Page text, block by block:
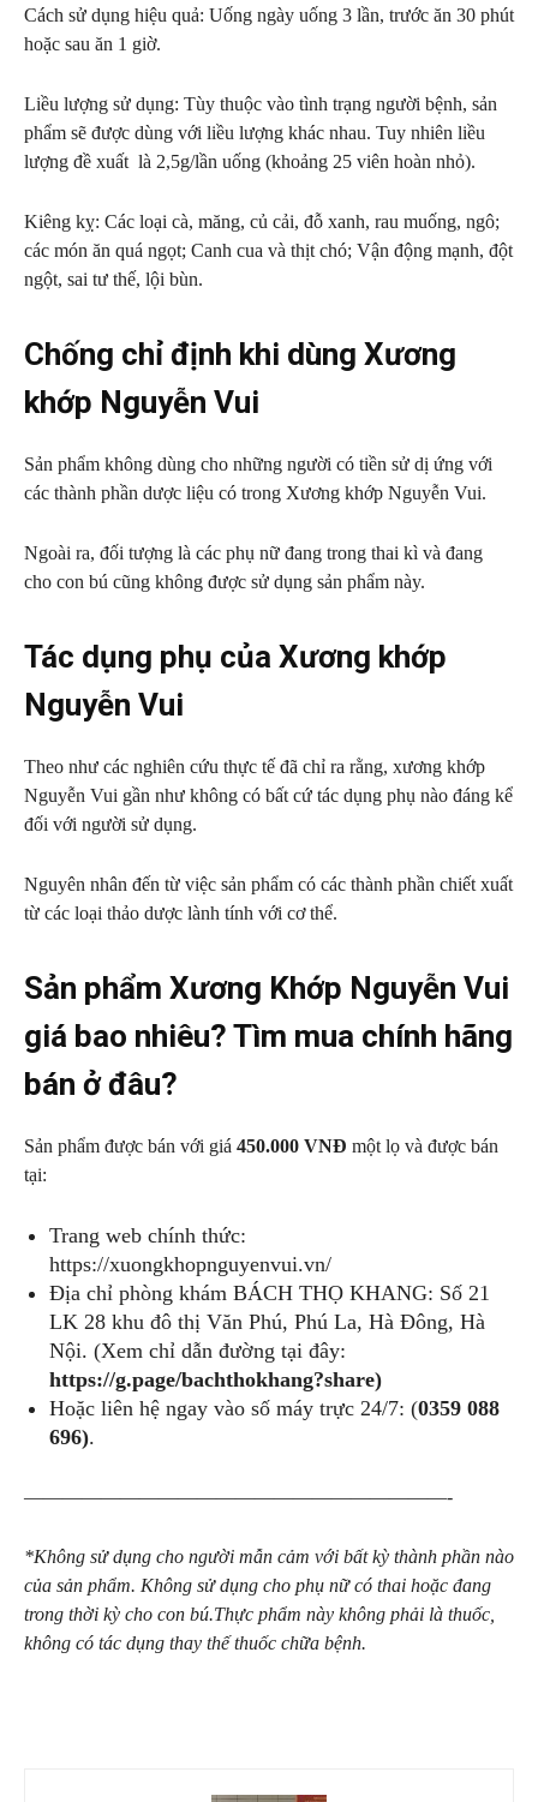
Cách sử dụng hiệu quả: Uống ngày uống 3 lần, trước ăn 30 phút
hoặc sau ăn 1 giờ.
Liều lượng sử dụng: Tùy thuộc vào tình trạng người bệnh, sản
phẩm sẽ được dùng với liều lượng khác nhau. Tuy nhiên liều
lượng đề xuất là 2,5g/lần uống (khoảng 25 viên hoàn nhỏ).
Kiêng kỵ: Các loại cà, măng, củ cải, đỗ xanh, rau muống, ngô;
các món ăn quá ngọt; Canh cua và thịt chó; Vận động mạnh, đột
ngột, sai tư thế, lội bùn.
Chống chỉ định khi dùng Xương
khớp Nguyễn Vui
Sản phẩm không dùng cho những người có tiền sử dị ứng với
các thành phần dược liệu có trong Xương khớp Nguyễn Vui.
Ngoài ra, đối tượng là các phụ nữ đang trong thai kì và đang
cho con bú cũng không được sử dụng sản phẩm này.
Tác dụng phụ của Xương khớp
Nguyễn Vui
Theo như các nghiên cứu thực tế đã chỉ ra rằng, xương khớp
Nguyễn Vui gần như không có bất cứ tác dụng phụ nào đáng kể
đối với người sử dụng.
Nguyên nhân đến từ việc sản phẩm có các thành phần chiết xuất
từ các loại thảo dược lành tính với cơ thể.
Sản phẩm Xương Khớp Nguyễn Vui
giá bao nhiêu? Tìm mua chính hãng
bán ở đâu?
Sản phẩm được bán với giá 450.000 VNĐ một lọ và được bán
tại:
Trang web chính thức:
https://xuongkhopnguyenvui.vn/
Địa chỉ phòng khám BÁCH THỌ KHANG: Số 21
LK 28 khu đô thị Văn Phú, Phú La, Hà Đông, Hà
Nội. (Xem chỉ dẫn đường tại đây:
https://g.page/bachthokhang?share)
Hoặc liên hệ ngay vào số máy trực 24/7: (0359 088
696).
——————————————————————-
*Không sử dụng cho người mẫn cảm với bất kỳ thành phần nào
của sản phẩm. Không sử dụng cho phụ nữ có thai hoặc đang
trong thời kỳ cho con bú.Thực phẩm này không phải là thuốc,
không có tác dụng thay thế thuốc chữa bệnh.